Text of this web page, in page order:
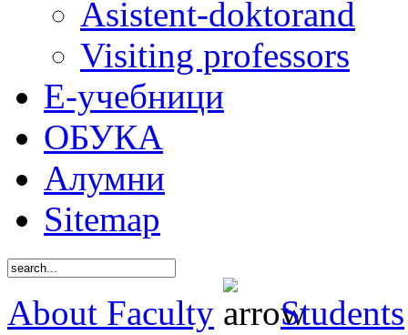
Asistent-doktorand
Visiting professors
Е-учебници
ОБУКА
Алумни
Sitemap
About Faculty
Students